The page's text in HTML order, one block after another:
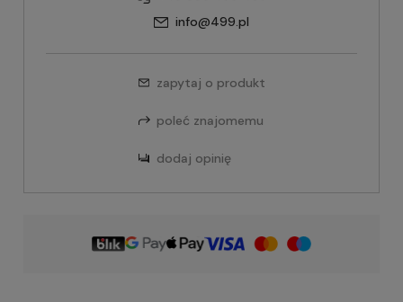
info@499.pl
zapytaj o produkt
poleć znajomemu
dodaj opinię